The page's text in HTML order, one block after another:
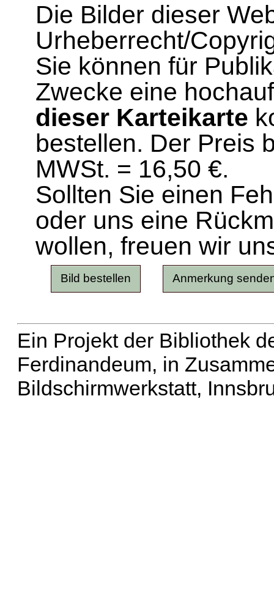
Die Bilder dieser
Urheberrecht/
Sie können für
Zwecke eine
dieser Karteikarte
bestellen. Der Preis
MWSt. = 16,50 €.
Sollten Sie einen
oder uns eine
wollen, freuen wir
Ein Projekt der Bibliothek
Ferdinandeum, in
Bildschirmwerkstatt,